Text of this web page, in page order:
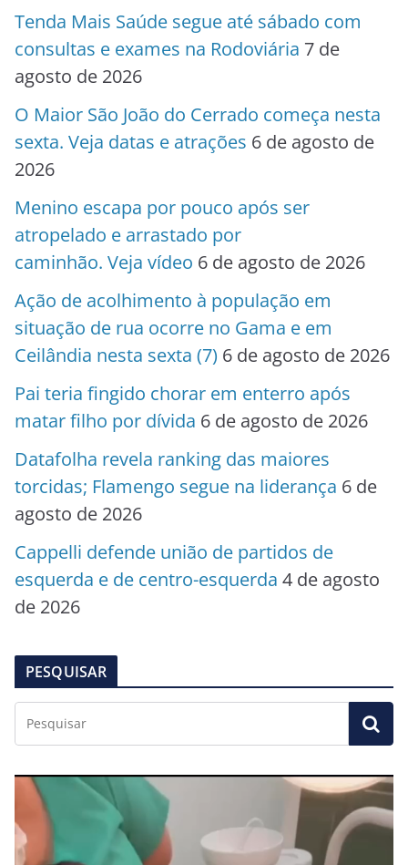
Tenda Mais Saúde segue até sábado com
consultas e exames na Rodoviária 7 de
agosto de 2026
O Maior São João do Cerrado começa nesta
sexta. Veja datas e atrações 6 de agosto de
2026
Menino escapa por pouco após ser
atropelado e arrastado por
caminhão. Veja vídeo 6 de agosto de 2026
Ação de acolhimento à população em
situação de rua ocorre no Gama e em
Ceilândia nesta sexta (7) 6 de agosto de 2026
Pai teria fingido chorar em enterro após
matar filho por dívida 6 de agosto de 2026
Datafolha revela ranking das maiores
torcidas; Flamengo segue na liderança 6 de
agosto de 2026
Cappelli defende união de partidos de
esquerda e de centro-esquerda 4 de agosto
de 2026
PESQUISAR